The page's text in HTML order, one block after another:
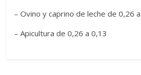
– Ovino y caprino de leche de 0,26
– Apicultura de 0,26 a 0,13